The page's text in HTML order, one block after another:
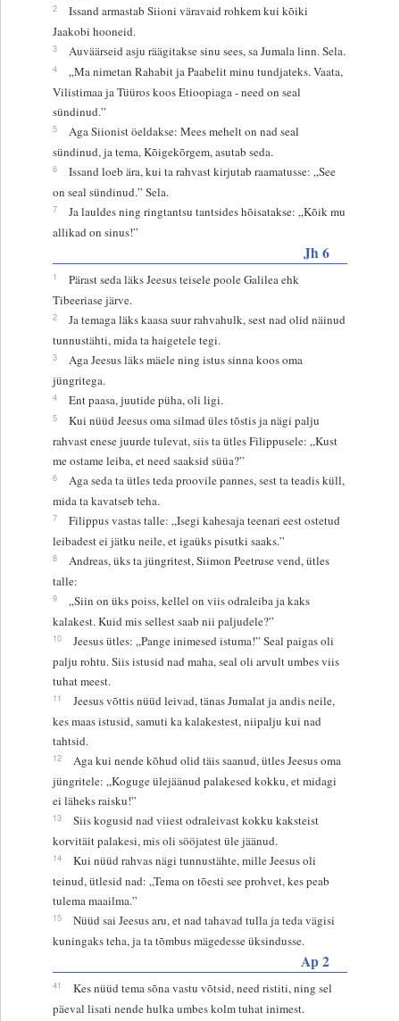
2
Issand armastab Siioni väravaid rohkem kui kõiki
Jaakobi hooneid.
3 Auväärseid asju räägitakse sinu sees, sa Jumala linn. Sela.
4
„Ma nimetan Rahabit ja Paabelit minu tundjateks. Vaata,
Vilistimaa ja Tüüros koos Etioopiaga - need on seal
sündinud.”
5
Aga Siionist öeldakse: Mees mehelt on nad seal
sündinud, ja tema, Kõigekõrgem, asutab seda.
6
Issand loeb ära, kui ta rahvast kirjutab raamatusse: „See
on seal sündinud.” Sela.
7
Ja lauldes ning ringtantsu tantsides hõisatakse: „Kõik mu
allikad on sinus!”
Jh 6
1
Pärast seda läks Jeesus teisele poole Galilea ehk
Tibeeriase järve.
2
Ja temaga läks kaasa suur rahvahulk, sest nad olid näinud
tunnustähti, mida ta haigetele tegi.
3
Aga Jeesus läks mäele ning istus sinna koos oma
jüngritega.
4 Ent paasa, juutide püha, oli ligi.
5
Kui nüüd Jeesus oma silmad üles tõstis ja nägi palju
rahvast enese juurde tulevat, siis ta ütles Filippusele: „Kust
me ostame leiba, et need saaksid süüa?”
6
Aga seda ta ütles teda proovile pannes, sest ta teadis küll,
mida ta kavatseb teha.
7
Filippus vastas talle: „Isegi kahesaja teenari eest ostetud
leibadest ei jätku neile, et igaüks pisutki saaks.”
8
Andreas, üks ta jüngritest, Siimon Peetruse vend, ütles
talle:
9
„Siin on üks poiss, kellel on viis odraleiba ja kaks
kalakest. Kuid mis sellest saab nii paljudele?”
10
Jeesus ütles: „Pange inimesed istuma!” Seal paigas oli
palju rohtu. Siis istusid nad maha, seal oli arvult umbes viis
tuhat meest.
11
Jeesus võttis nüüd leivad, tänas Jumalat ja andis neile,
kes maas istusid, samuti ka kalakestest, niipalju kui nad
tahtsid.
12
Aga kui nende kõhud olid täis saanud, ütles Jeesus oma
jüngritele: „Koguge ülejäänud palakesed kokku, et midagi
ei läheks raisku!”
13
Siis kogusid nad viiest odraleivast kokku kaksteist
korvitäit palakesi, mis oli sööjatest üle jäänud.
14
Kui nüüd rahvas nägi tunnustähte, mille Jeesus oli
teinud, ütlesid nad: „Tema on tõesti see prohvet, kes peab
tulema maailma.”
15
Nüüd sai Jeesus aru, et nad tahavad tulla ja teda vägisi
kuningaks teha, ja ta tõmbus mägedesse üksindusse.
Ap 2
41
Kes nüüd tema sõna vastu võtsid, need ristiti, ning sel
päeval lisati nende hulka umbes kolm tuhat inimest.